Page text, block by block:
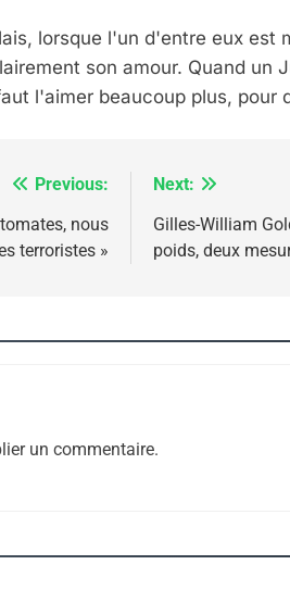
lorsque l'un d'entre eux est
son amour. Quand un
l'aimer beaucoup plus, pour
Previous:
nous
terroristes »
Next:
Gilles-William
poids, deux
un commentaire.
MANQUE – Jacques Hadida